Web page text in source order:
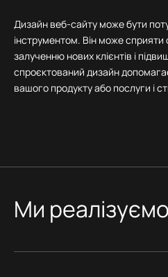
Дизайн веб-сайту може бути
інструментом. Він може
залученню нових клієнтів і
спроєктований дизайн
вашого продукту або послуги і
Ми реалізуємо